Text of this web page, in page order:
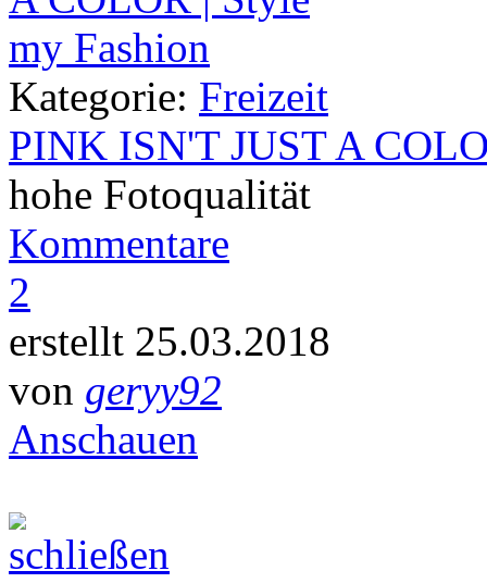
Kategorie: Freizeit
PINK ISN'T JUST A
hohe Fotoqualität
Kommentare
2
erstellt 25.03.2018
von geryy92
Anschauen